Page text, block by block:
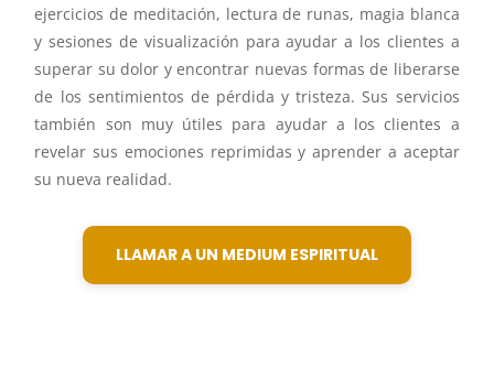
ejercicios de meditación, lectura de runas, magia blanca
y sesiones de visualización para ayudar a los clientes a
superar su dolor y encontrar nuevas formas de liberarse
de los sentimientos de pérdida y tristeza. Sus servicios
también son muy útiles para ayudar a los clientes a
revelar sus emociones reprimidas y aprender a aceptar
su nueva realidad.
LLAMAR A UN MEDIUM ESPIRITUAL